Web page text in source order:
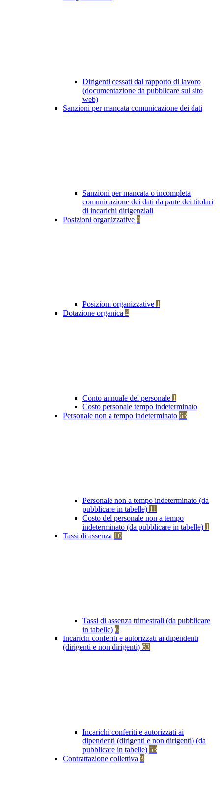
Dirigenti cessati dal rapporto di lavoro
(documentazione da pubblicare sul sito
web)
Sanzioni per mancata comunicazione dei dati
Sanzioni per mancata o incompleta
comunicazione dei dati da parte dei titolari
di incarichi dirigenziali
Posizioni organizzative 4
Posizioni organizzative 1
Dotazione organica 4
Conto annuale del personale 1
Costo personale tempo indeterminato
Personale non a tempo indeterminato 63
Personale non a tempo indeterminato (da
pubblicare in tabelle) 11
Costo del personale non a tempo
indeterminato (da pubblicare in tabelle) 1
Tassi di assenza 10
Tassi di assenza trimestrali (da pubblicare
in tabelle) 6
Incarichi conferiti e autorizzati ai dipendenti
(dirigenti e non dirigenti) 63
Incarichi conferiti e autorizzati ai
dipendenti (dirigenti e non dirigenti) (da
pubblicare in tabelle) 53
Contrattazione collettiva 3